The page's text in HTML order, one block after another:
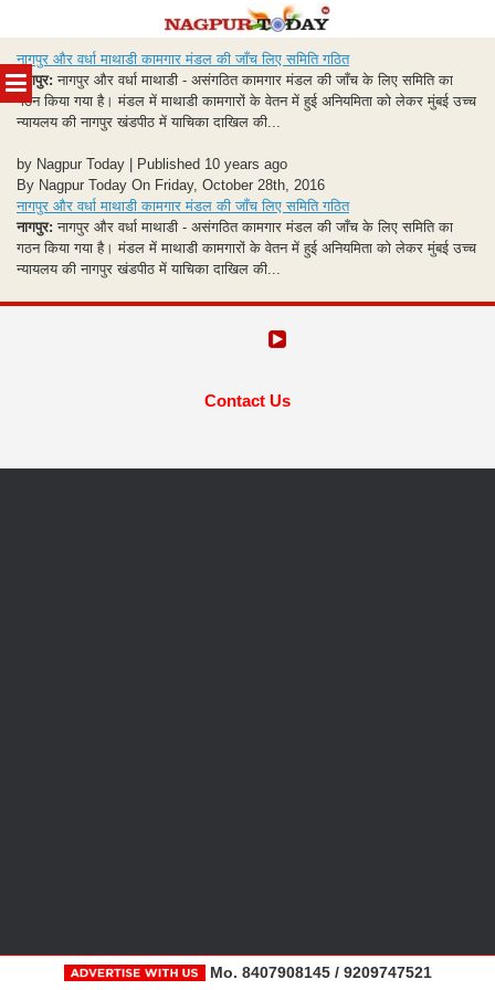
MENU
to
content
नागपुर और वर्धा माथाडी कामगार मंडल की जाँच लिए समिति गठित
नागपुर: नागपुर और वर्धा माथाडी - असंगठित कामगार मंडल की जाँच के लिए समिति का
गठन किया गया है। मंडल में माथाडी कामगारों के वेतन में हुई अनियमिता को लेकर मुंबई उच्च
न्यायलय की नागपुर खंडपीठ में याचिका दाखिल की...
by Nagpur Today | Published 10 years ago
By Nagpur Today On Friday, October 28th, 2016
नागपुर और वर्धा माथाडी कामगार मंडल की जाँच लिए समिति गठित
नागपुर: नागपुर और वर्धा माथाडी - असंगठित कामगार मंडल की जाँच के लिए समिति का
गठन किया गया है। मंडल में माथाडी कामगारों के वेतन में हुई अनियमिता को लेकर मुंबई उच्च
न्यायलय की नागपुर खंडपीठ में याचिका दाखिल की...
Contact Us
Mo. 8407908145 / 9209747521